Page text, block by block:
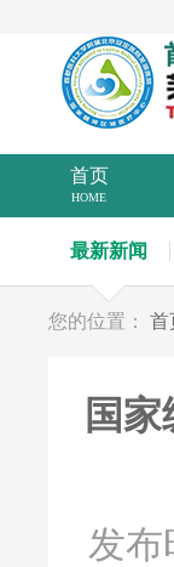
首页
HOME
最新新闻
您的位置： 首
国
发布